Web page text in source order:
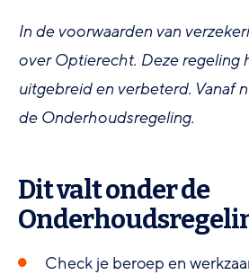
In de voorwaarden van
over Optierecht. Deze regeling
uitgebreid en verbeterd. Vanaf
de Onderhoudsregeling.
Dit valt onder de
Check je beroep en